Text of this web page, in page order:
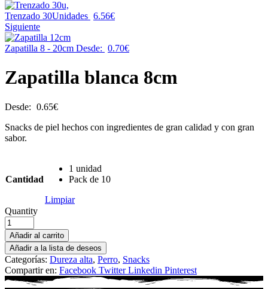
Trenzado 30Unidades 6.56€
Siguiente
Zapatilla 8 - 20cm Desde: 0.70€
Zapatilla blanca 8cm
Desde: 0.65€
Snacks de piel hechos con ingredientes de gran calidad y con gran
sabor.
Cantidad
1 unidad
Pack de 10
Limpiar
Quantity
Añadir al carrito
Añadir a la lista de deseos
Categorías: Dureza alta, Perro, Snacks
Compartir en: Facebook Twitter Linkedin Pinterest